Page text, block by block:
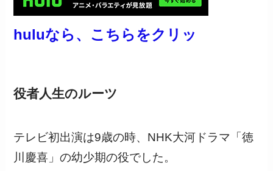
huluなら、こちらをクリッ
役者人生のルーツ
テレビ初出演は9歳の時、NHK大河ドラマ「徳
川慶喜」の幼少期の役でした。